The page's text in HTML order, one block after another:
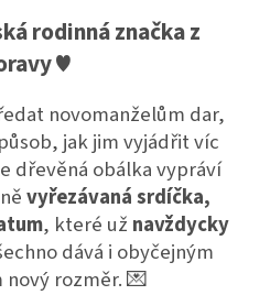
rodinná značka z
♥
novomanželům dar,
jak jim vyjádřit víc
dřevěná obálka vypráví
vyřezávaná srdíčka,
, které už navždycky
dává i obyčejným
nový rozměr. 💌